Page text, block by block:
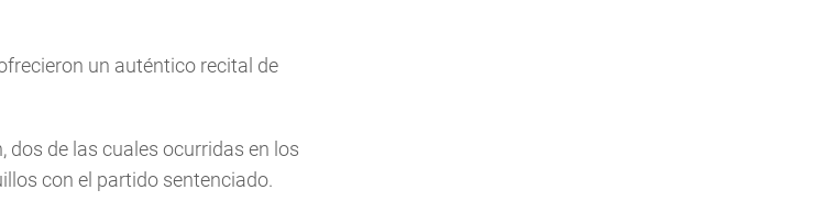
un auténtico recital de
dos de las cuales ocurridas en los
con el partido sentenciado.